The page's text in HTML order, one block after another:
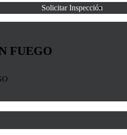
Solicitar Inspección
FUEGO